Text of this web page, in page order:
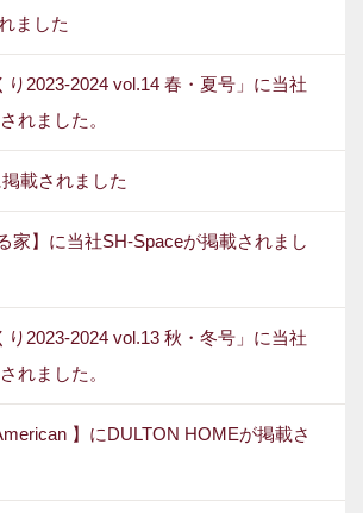
ました
り2023-2024 vol.14 春・夏号」に当社
れました。
載されました
家】に当社SH-Spaceが掲載されまし
り2023-2024 vol.13 秋・冬号」に当社
れました。
】にDULTON HOMEが掲載さ